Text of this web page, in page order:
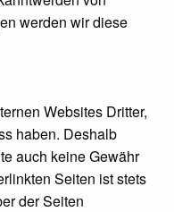
werden wir diese
Websites Dritter,
haben. Deshalb
auch keine Gewähr
Seiten ist stets
der Seiten